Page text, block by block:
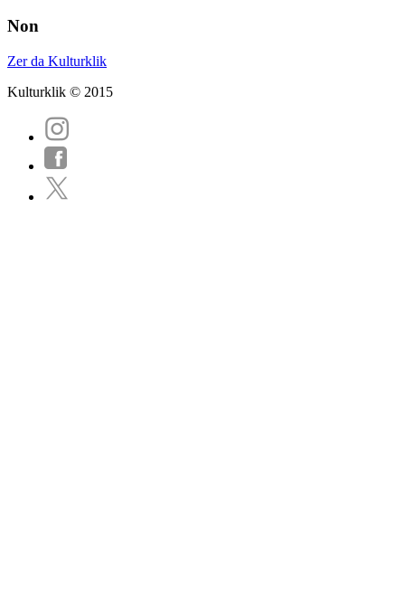
Non
Zer da Kulturklik
Kulturklik © 2015